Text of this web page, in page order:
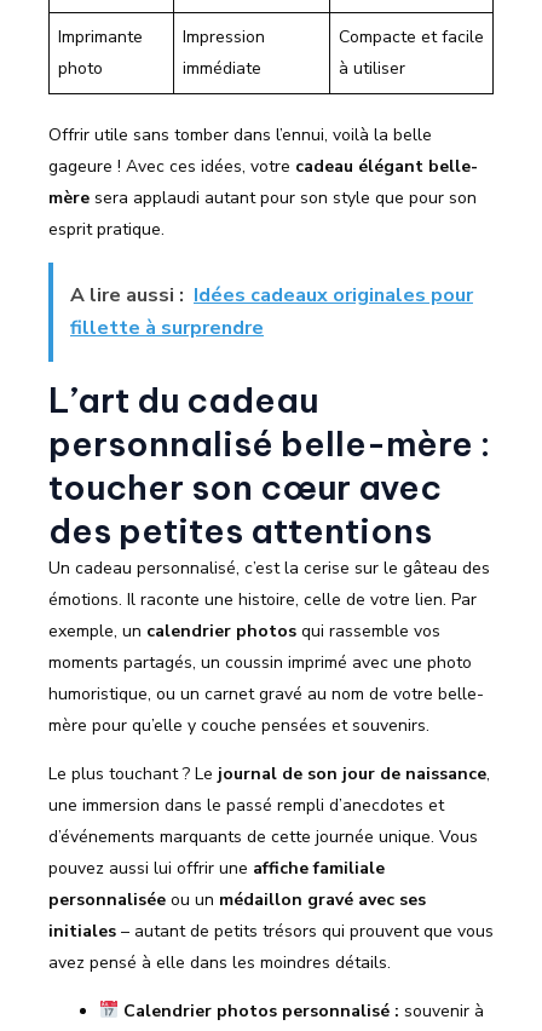
Imprimante
photo
Impression
immédiate
Compacte et facile
à utiliser
Offrir utile sans tomber dans l’ennui, voilà la belle
gageure ! Avec ces idées, votre cadeau élégant belle-
mère sera applaudi autant pour son style que pour son
esprit pratique.
A lire aussi : Idées cadeaux originales pour
fillette à surprendre
L’art du cadeau
personnalisé belle-mère :
toucher son cœur avec
des petites attentions
Un cadeau personnalisé, c’est la cerise sur le gâteau des
émotions. Il raconte une histoire, celle de votre lien. Par
exemple, un calendrier photos qui rassemble vos
moments partagés, un coussin imprimé avec une photo
humoristique, ou un carnet gravé au nom de votre belle-
mère pour qu’elle y couche pensées et souvenirs.
Le plus touchant ? Le journal de son jour de naissance,
une immersion dans le passé rempli d’anecdotes et
d’événements marquants de cette journée unique. Vous
pouvez aussi lui offrir une affiche familiale
personnalisée ou un médaillon gravé avec ses
initiales – autant de petits trésors qui prouvent que vous
avez pensé à elle dans les moindres détails.
Calendrier photos personnalisé : souvenir à